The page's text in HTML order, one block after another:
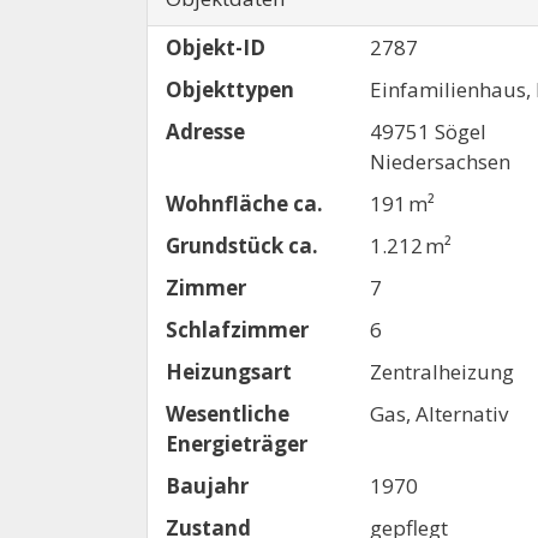
Objekt-ID
2787
Objekttypen
Einfamilienhaus,
Adresse
49751 Sögel
Niedersachsen
Wohnfläche ca.
191 m²
Grund­stück ca.
1.212 m²
Zimmer
7
Schlafzimmer
6
Heizungsart
Zentralheizung
Wesentliche
Energieträger
Gas, Alternativ
Baujahr
1970
Zustand
gepflegt